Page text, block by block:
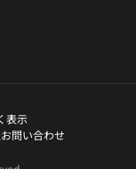
表示
お問い合わせ